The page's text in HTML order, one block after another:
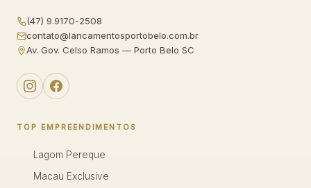
(47) 9.9170-2508
contato@lancamentosportobelo.com.br
Av. Gov. Celso Ramos — Porto Belo SC
TOP EMPREENDIMENTOS
Lagom Pereque
Macau Exclusive